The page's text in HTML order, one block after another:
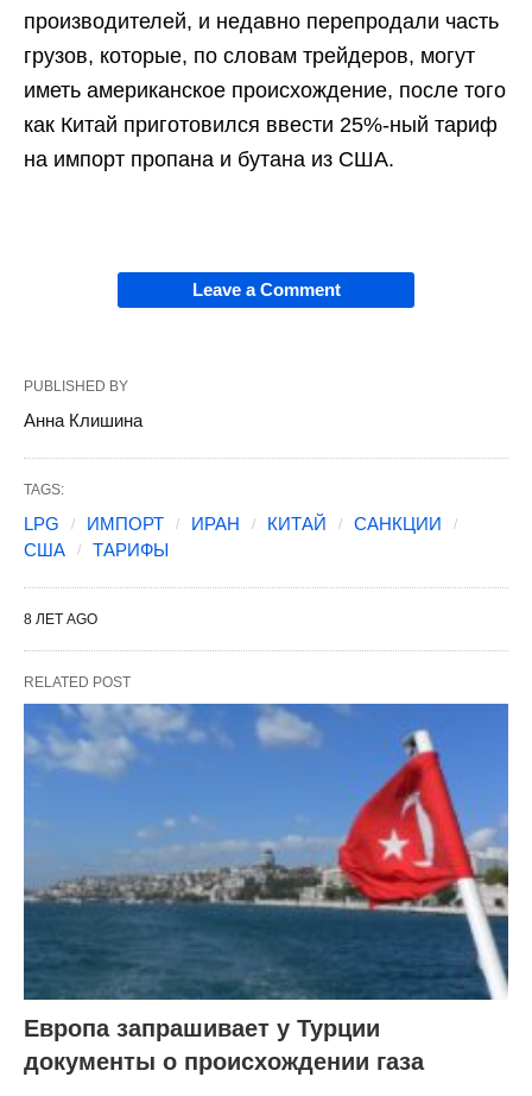
производителей, и недавно перепродали часть
грузов, которые, по словам трейдеров, могут
иметь американское происхождение, после того
как Китай приготовился ввести 25%-ный тариф
на импорт пропана и бутана из США.
Leave a Comment
PUBLISHED BY
Анна Клишина
TAGS:
LPG ИМПОРТ ИРАН КИТАЙ
САНКЦИИ
США
ТАРИФЫ
8 ЛЕТ AGO
RELATED POST
Европа запрашивает у Турции
документы о происхождении газа